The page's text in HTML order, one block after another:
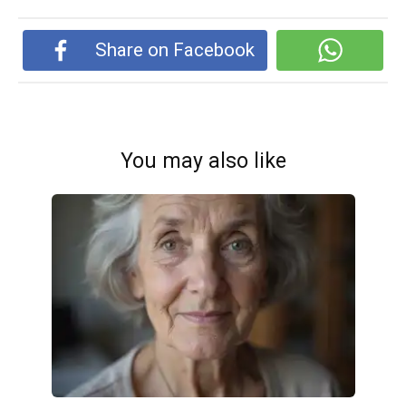
Share on Facebook
You may also like